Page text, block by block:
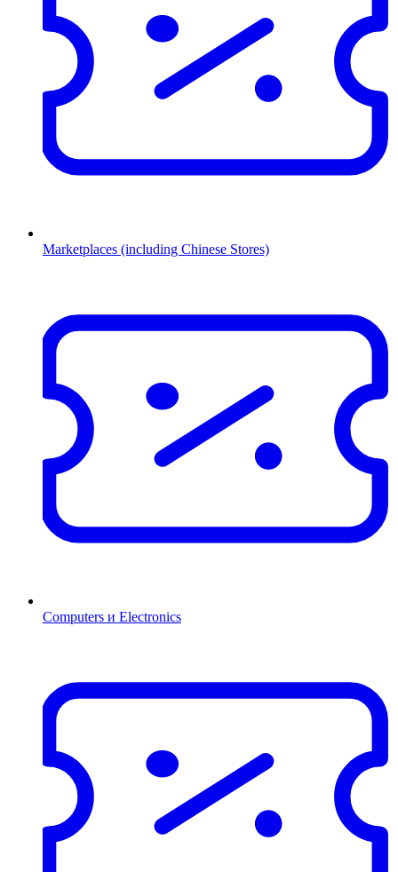
Marketplaces (including Chinese Stores)
Computers и Electronics